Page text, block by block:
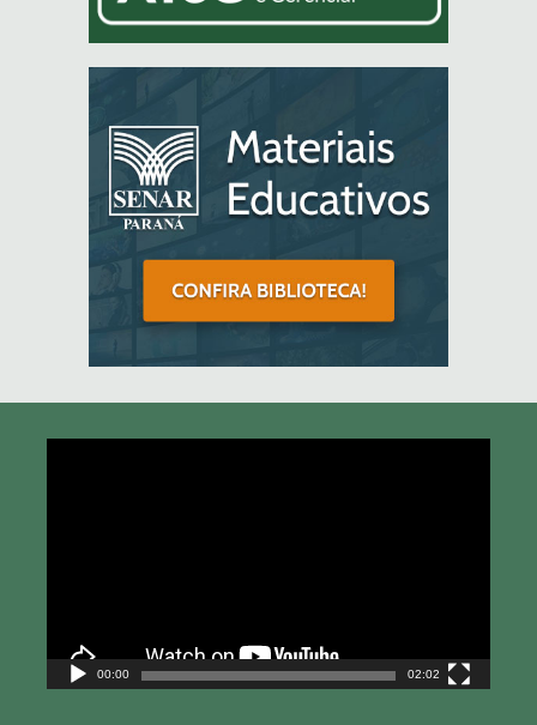
00:00 02:02